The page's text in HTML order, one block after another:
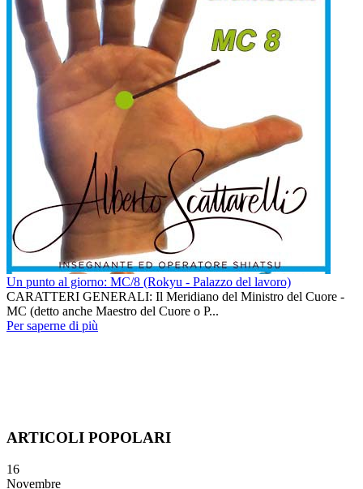
Un punto al giorno: MC/8 (Rokyu - Palazzo del lavoro)
CARATTERI GENERALI: Il Meridiano del Ministro del Cuore -
MC (detto anche Maestro del Cuore o P...
Per saperne di più
ARTICOLI POPOLARI
16
Novembre